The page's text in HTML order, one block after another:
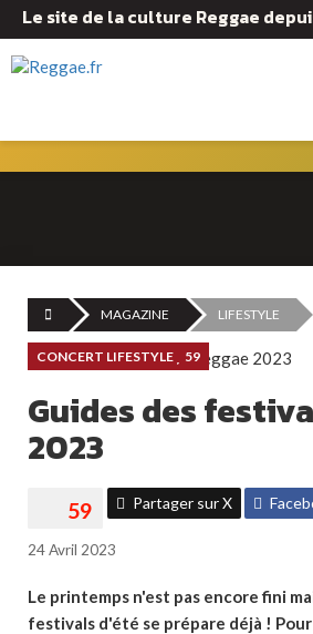
Le site de la culture Reggae
MAGAZINE LIFESTYLE
CONCERT LIFESTYLE 59
Guides des
2023
Partager sur X
24 Avril 2023
Le printemps n'est pas encore fini
festivals d'été se prépare déjà !